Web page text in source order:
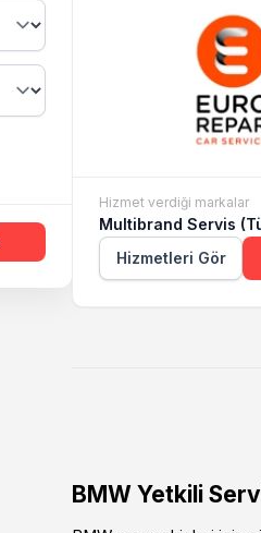
Hizmet verdiği markalar
Multibrand Servis
Hizmetleri Gör
BMW Yetkili